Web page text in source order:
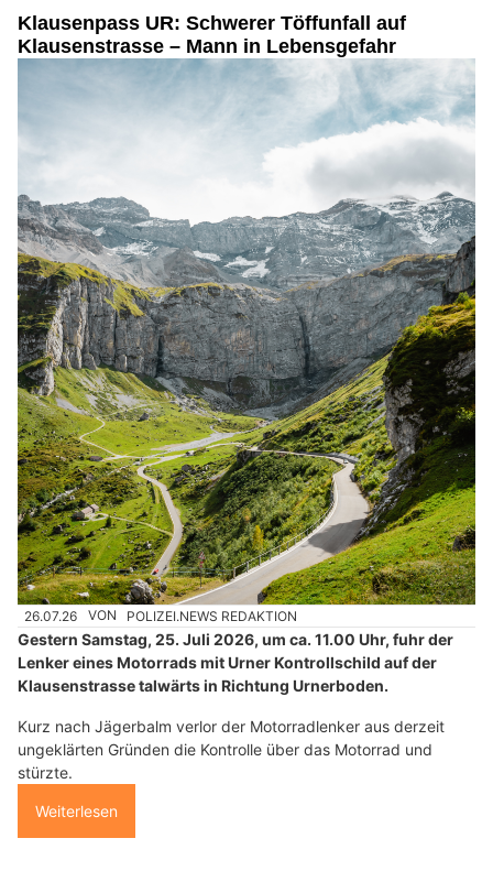
Klausenpass UR: Schwerer Töffunfall auf
Klausenstrasse – Mann in Lebensgefahr
26.07.26 VON POLIZEI.NEWS REDAKTION
Gestern Samstag, 25. Juli 2026, um ca. 11.00 Uhr, fuhr der
Lenker eines Motorrads mit Urner Kontrollschild auf der
Klausenstrasse talwärts in Richtung Urnerboden.
Kurz nach Jägerbalm verlor der Motorradlenker aus derzeit
ungeklärten Gründen die Kontrolle über das Motorrad und
stürzte.
Weiterlesen